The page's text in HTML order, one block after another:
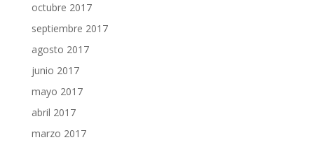
octubre 2017
septiembre 2017
agosto 2017
junio 2017
mayo 2017
abril 2017
marzo 2017